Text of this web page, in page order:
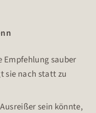
Empfehlung sauber
sie nach statt zu
sein könnte,